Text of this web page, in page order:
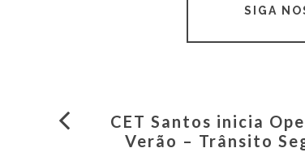
SIGA
CET Santos inicia
Verão – Trânsito